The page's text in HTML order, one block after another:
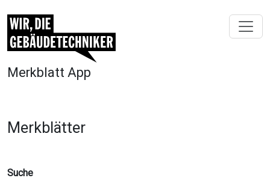
Merkblatt App
Merkblätter
Suche